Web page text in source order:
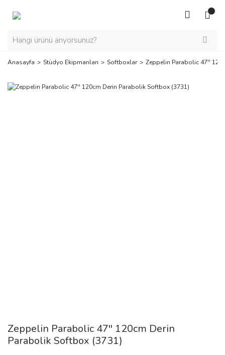
Anasayfa Stüdyo Ekipmanları Softboxlar Zeppelin Parabolic 47''
Zeppelin Parabolic 47'' 120cm Derin
Parabolik Softbox (3731)